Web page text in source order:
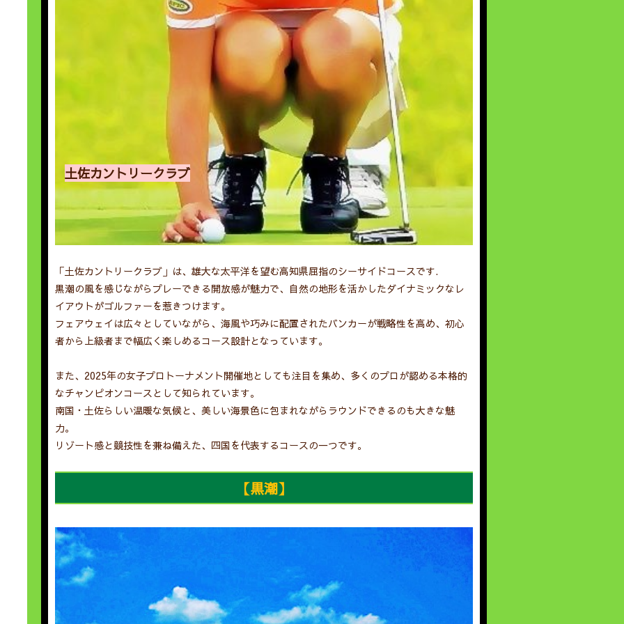
土佐カントリークラブ
「土佐カントリークラブ」は、雄大な太平洋を望む高知県屈指のシーサイドコースです.
黒潮の風を感じながらプレーできる開放感が魅力で、自然の地形を活かしたダイナミックなレ
イアウトがゴルファーを惹きつけます。
フェアウェイは広々としていながら、海風や巧みに配置されたバンカーが戦略性を高め、初心
者から上級者まで幅広く楽しめるコース設計となっています。
また、2025年の女子プロトーナメント開催地としても注目を集め、多くのプロが認める本格的
なチャンピオンコースとして知られています。
南国・土佐らしい温暖な気候と、美しい海景色に包まれながらラウンドできるのも大きな魅
力。
リゾート感と競技性を兼ね備えた、四国を代表するコースの一つです。
【黒潮】